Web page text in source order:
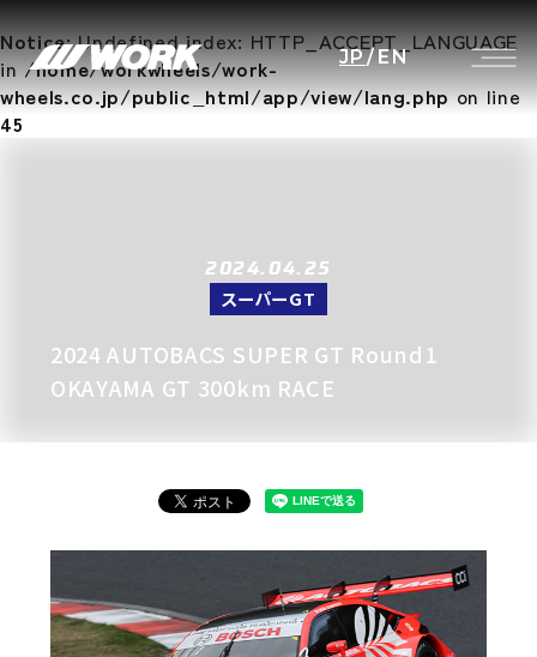
Notice: Undefined index: HTTP_ACCEPT_LANGUAGE
in/home/workwheels/work-
wheels.co.jp/public_html/app/view/lang.phpon line
45
JP/EN
2024.04.25
スーパーGT
2024 AUTOBACS SUPER GT Round1
OKAYAMA GT 300km RACE